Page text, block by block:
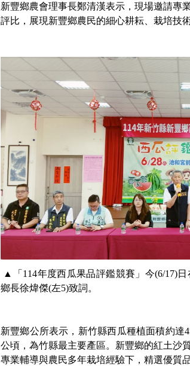
新豐鄉農會理事長鄭清漢表示，現場邀請專
評比，展現新豐鄉農民的細心耕耘、栽培技
▲「114年度西瓜果品評鑑競賽」今(6/17)
鄉長徐煒傑(左5)致詞。
新豐鄉公所表示，新竹縣西瓜種植面積約達
公頃，為竹縣最主要產區。新豐鄉的紅土沙
專業輔導與農民多年栽培經驗下，精選優質